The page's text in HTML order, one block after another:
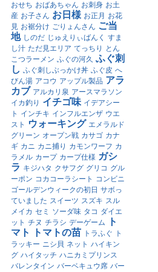
おせち おばあちゃん お刺身 お土
産 お子さん お日様 お正月 お花
見 お裾分け ごりょんさん ご当
地 しのだ じゅえりぃばんく すま
し汁 ただ見エリア てっちり
とん
こつラーメン ふぐの河久 ふぐ刺
し ふぐ刺しぶっかけ丼 ふぐ皮 へ
びん湯 アコウ アップル製品 アラ
カブ アルカリ泉 アースマラソン
イカ釣り イチゴ味 イデアシー
ト インチキ インフルエンザ ウエ
スト
ウォーキング エメラルド
グリーン オープン戦 カサゴ カナ
ギ カニ カニ捕り カモンワーフ カ
ラメル カープ カープ仕様 ガシ
ラ キジハタ クサフグ グリコ グル
ーポン コカコーラシート コンビニ
ゴールデンウィークの初日 サボっ
ていました スイーツ スズキ スル
メイカ セミ ソーダ味 タコ ダイエ
ット チヌ チラシ デーゲーム
ト
マト
トマトの苗 トラふぐ
ト
ラッキー ニシ貝 ネット ハイキン
グ ハイタッチ ハニカミプリンス
バレンタイン バーベキュウ席 バー